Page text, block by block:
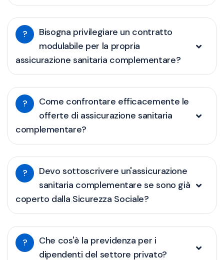
?
Bisogna privilegiare un contratto
modulabile per la propria
assicurazione sanitaria complementare?
?
Come confrontare efficacemente le
offerte di assicurazione sanitaria
complementare?
?
Devo sottoscrivere un'assicurazione
sanitaria complementare se sono già
coperto dalla Sicurezza Sociale?
?
Che cos'è la previdenza per i
dipendenti del settore privato?